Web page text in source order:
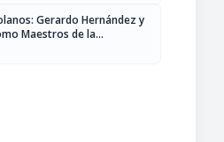
Gerardo Hernández y
Maestros de la